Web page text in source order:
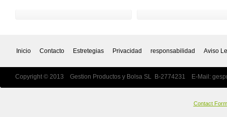
Inicio Contacto Estretegias Privacidad responsabilidad Aviso
Copyright © 2013 Gestion Productos y Bolsa SL B-2774231 E-Mail:
Contact Form